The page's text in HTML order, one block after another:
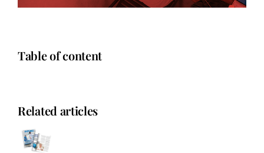
Table of content
Related articles